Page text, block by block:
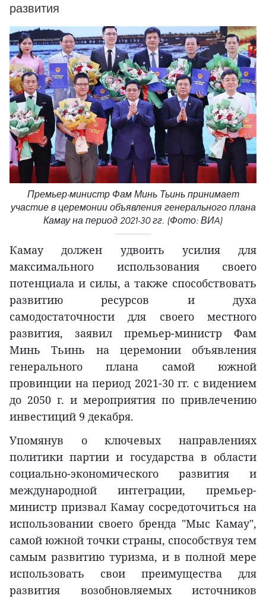
развития
Премьер-министр Фам Минь Тьинь принимает
участие в церемонии объявления генерального плана
Камау на период 2021-30 гг. (Фото: ВИA)
Камау должен удвоить усилия для
максимального использования своего
потенциала и силы, а также способствовать
развитию ресурсов и духа
самодостаточности для своего местного
развития, заявил премьер-министр Фам
Минь Тьинь на церемонии объявления
генерального плана самой южной
провинции на период 2021-30 гг. с видением
до 2050 г. и мероприятия по привлечению
инвестиций 9 декабря.
Упомянув о ключевых направлениях
политики партии и государства в области
социально-экономического развития и
международной интеграции, премьер-
министр призвал Камау сосредоточиться на
использовании своего бренда "Мыс Камау",
самой южной точки страны, способствуя тем
самым развитию туризма, и в полной мере
использовать свои преимущества для
развития возобновляемых источников